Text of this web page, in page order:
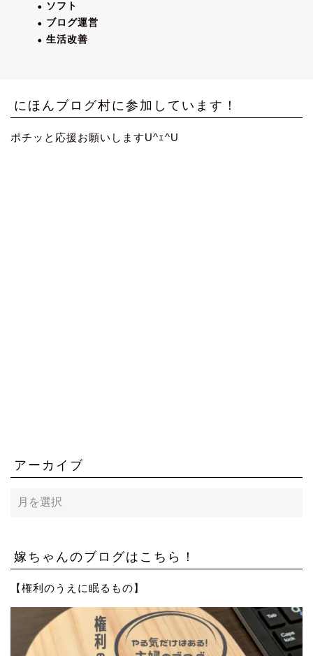
ソフト
ブログ運営
生活改善
にほんブログ村に参加しています！
ポチッと応援お願いしますU^ｪ^U
アーカイブ
ア
ー
ブ
嫁ちゃんのブログはこちら！
【権利のうえに眠るもの】